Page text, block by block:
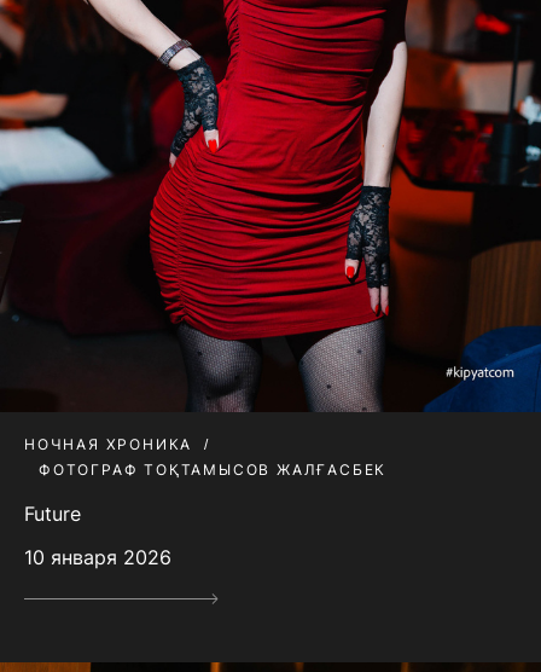
НОЧНАЯ ХРОНИКА
ФОТОГРАФ ТОҚТАМЫСОВ ЖАЛҒАСБЕК
Future
10 января 2026